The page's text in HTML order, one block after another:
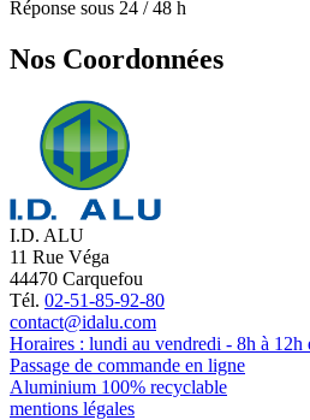
Réponse sous 24 / 48 h
Nos Coordonnées
I.D. ALU
11 Rue Véga
44470 Carquefou
Tél. 02-51-85-92-80
contact@idalu.com
Horaires : lundi au vendredi - 8h à 12h
Passage de commande en ligne
Aluminium 100% recyclable
mentions légales